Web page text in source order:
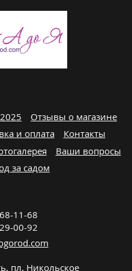
Отзывы о магазине
и оплата
Контакты
Ваши вопросы
за садом
11-68
00-92
, пл. Никольcкое